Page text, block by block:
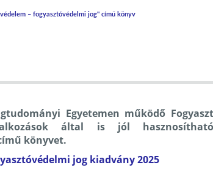
– fogyasztóvédelmi jog" című könyv
Egyetemen működő
által is jól hasznosítható
könyvet.
jog kiadvány 2025